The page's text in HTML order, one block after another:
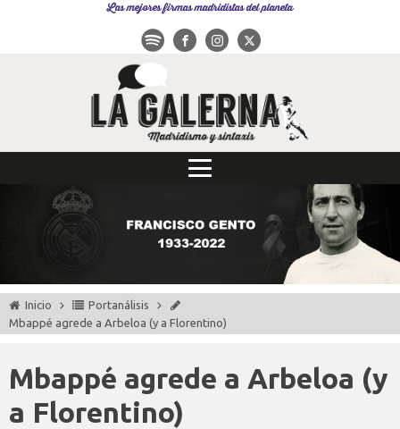
Las mejores firmas madridistas del planeta
Inicio
Portanálisis
Mbappé agrede a Arbeloa (y a Florentino)
Mbappé agrede a Arbeloa (y
a Florentino)